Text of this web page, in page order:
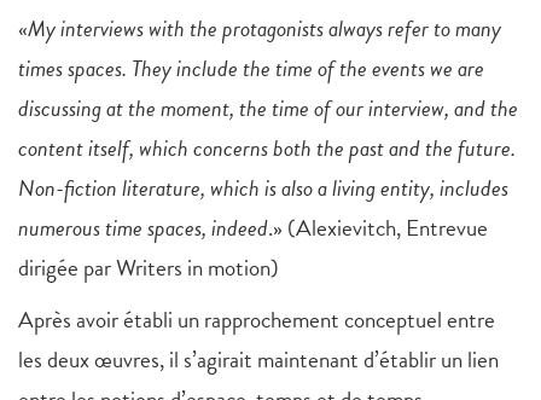
«My interviews with the protagonists always refer to many
times spaces. They include the time of the events we are
discussing at the moment, the time of our interview, and the
content itself, which concerns both the past and the future.
Non-fiction literature, which is also a living entity, includes
numerous time spaces, indeed.» (Alexievitch, Entrevue
dirigée par Writers in motion)
Après avoir établi un rapprochement conceptuel entre
les deux œuvres, il s’agirait maintenant d’établir un lien